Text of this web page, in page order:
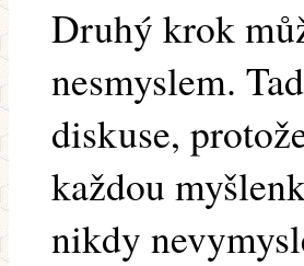
Druhý krok
nesmyslem.
diskuse,
každou
nikdy